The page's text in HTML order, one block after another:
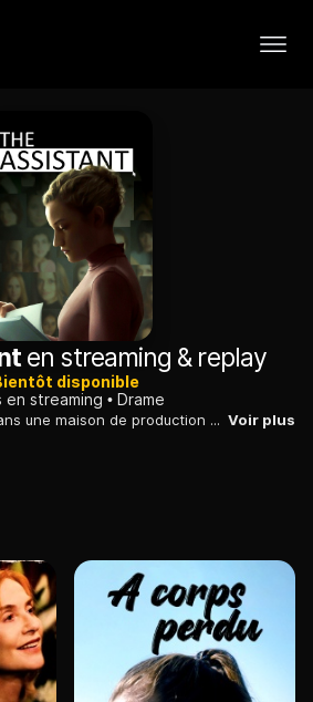
en streaming & replay
disponible
en streaming
Drame
Une jeune assistante dans une maison de production découvre que son nouveau métier implique pression et harcèlement. Voir plus